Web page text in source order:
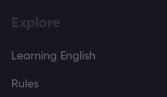
Explore
Learning English
Rules